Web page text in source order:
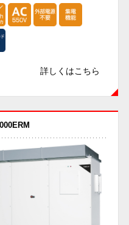
詳しくはこちら